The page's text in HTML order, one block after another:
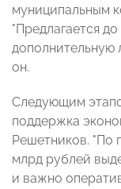
муниципальным
"Предлагается
дополнительную
он.
Следующим
поддержка
Решетников. "По
млрд рублей
и важно